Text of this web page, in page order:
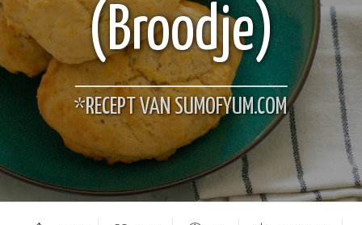
(Broodje)
*RECEPT VAN SUMOFYUM.COM